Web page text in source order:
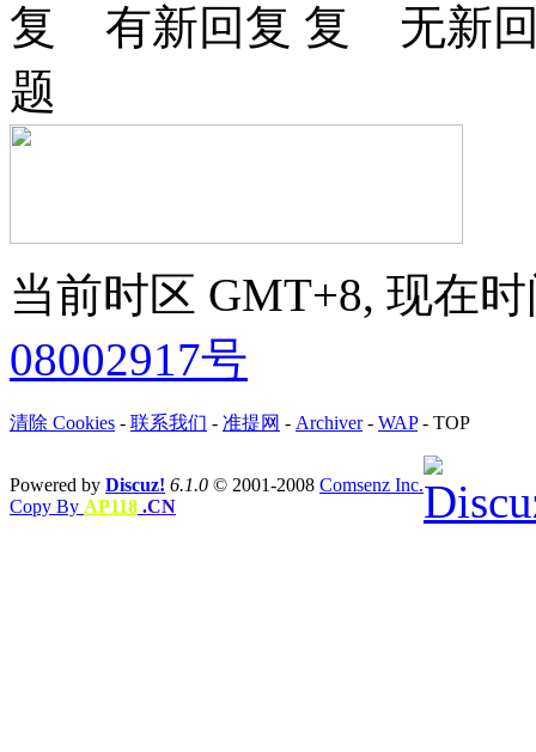
有新回复
无新
题
当前时区 GMT+8, 现在
08002917号
清除 Cookies - 联系我们 - 准提网 - Archiver- WAP- TOP
Powered by Discuz! 6.1.0 © 2001-2008 Comsenz Inc.
Copy By AP118 .CN